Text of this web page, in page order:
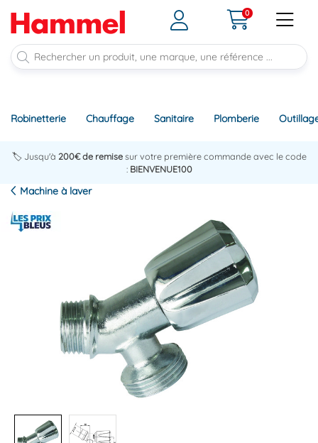
0
Robinetterie Chauffage Sanitaire Plomberie
🏷️ Jusqu'à 200€ de remisesur votre première commande avec le code
: BIENVENUE100
Machine à laver